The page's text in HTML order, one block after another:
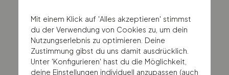
Rufe uns an
Mit einem Klick auf 'Alles akzeptieren' stimmst
du der Verwendung von Cookies zu, um dein
Nutzungserlebnis zu optimieren. Deine
Zustimmung gibst du uns damit ausdrücklich.
Unter 'Konfigurieren' hast du die Möglichkeit,
deine Einstellungen individuell anzupassen (auch